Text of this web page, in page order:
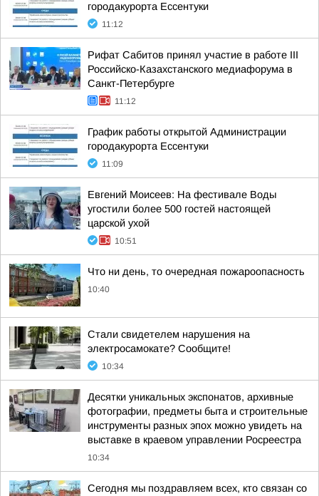
городакурорта Ессентуки
11:12
Рифат Сабитов принял участие в работе III
Российско-Казахстанского медиафорума в
Санкт-Петербурге
11:12
График работы открытой Администрации
городакурорта Ессентуки
11:09
Евгений Моисеев: На фестивале Воды
угостили более 500 гостей настоящей
царской ухой
10:51
Что ни день, то очередная пожароопасность
10:40
Стали свидетелем нарушения на
электросамокате? Сообщите!
10:34
Десятки уникальных экспонатов, архивные
фотографии, предметы быта и строительные
инструменты разных эпох можно увидеть на
выставке в краевом управлении Росреестра
10:34
Сегодня мы поздравляем всех, кто связан со